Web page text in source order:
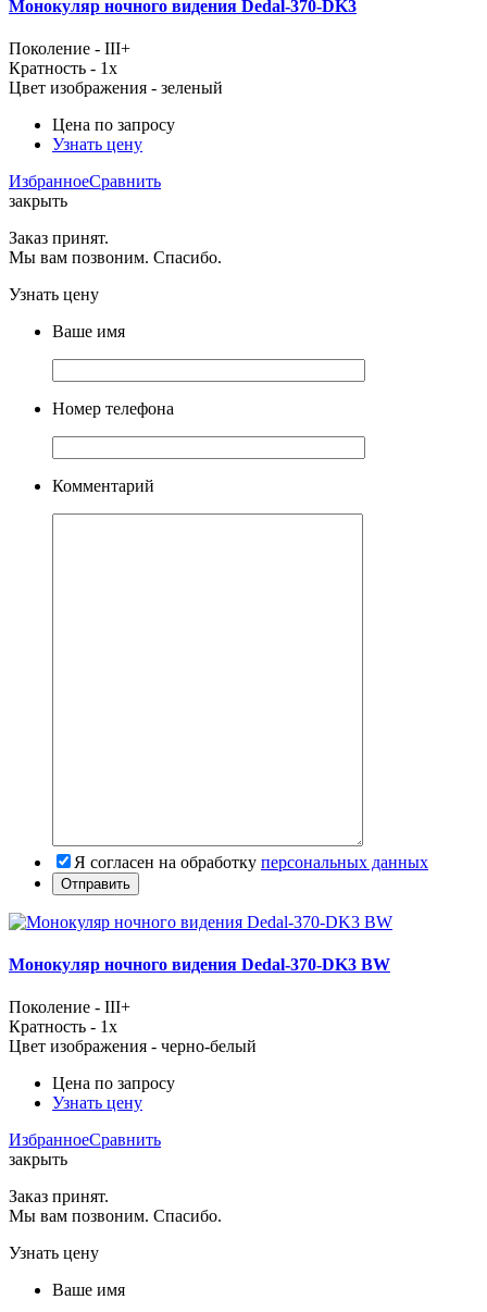
Монокуляр ночного видения Dedal-370-DK3
Поколение - III+
Кратность - 1x
Цвет изображения - зеленый
Цена по запросу
Узнать цену
ИзбранноеСравнить
закрыть
Заказ принят.
Мы вам позвоним. Спасибо.
Узнать цену
Ваше имя
Номер телефона
Комментарий
Я согласен на обработку персональных данных
Монокуляр ночного видения Dedal-370-DK3 BW
Поколение - III+
Кратность - 1x
Цвет изображения - черно-белый
Цена по запросу
Узнать цену
ИзбранноеСравнить
закрыть
Заказ принят.
Мы вам позвоним. Спасибо.
Узнать цену
Ваше имя